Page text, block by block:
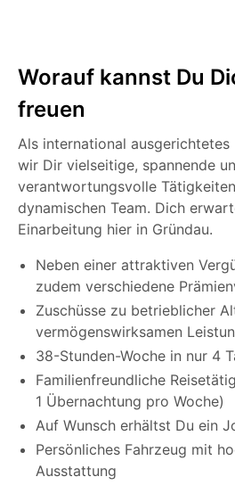
Worauf kannst Du
freuen
Als international ausgerichtetes
wir Dir vielseitige, spannende
verantwortungsvolle
dynamischen Team. Dich
Einarbeitung hier in Gründau.
Neben einer attraktiven
zudem verschiedene
Zuschüsse zu betrieblicher
vermögenswirksamen
38-Stunden-Woche in nur 4
Familienfreundliche
1 Übernachtung pro Woche)
Auf Wunsch erhältst Du ein
Persönliches Fahrzeug mit
Ausstattung